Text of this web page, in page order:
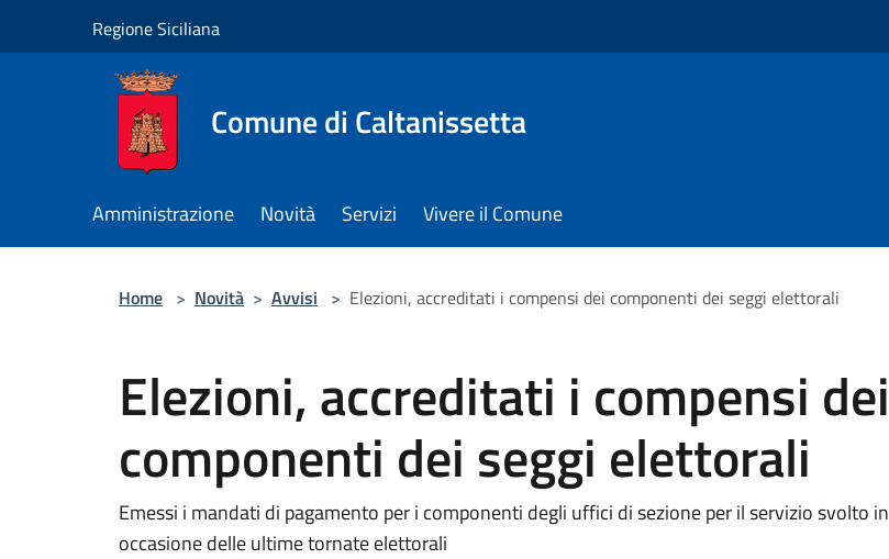
Regione Siciliana
Comune di Caltanissetta
Amministrazione Novità Servizi Vivere il Comune
Home > Novità > Avvisi > Elezioni, accreditati i compensi dei componenti dei seggi elettorali
Elezioni, accreditati i compensi dei
componenti dei seggi elettorali
Emessi i mandati di pagamento per i componenti degli uffici di sezione per il servizio svolto in
occasione delle ultime tornate elettorali